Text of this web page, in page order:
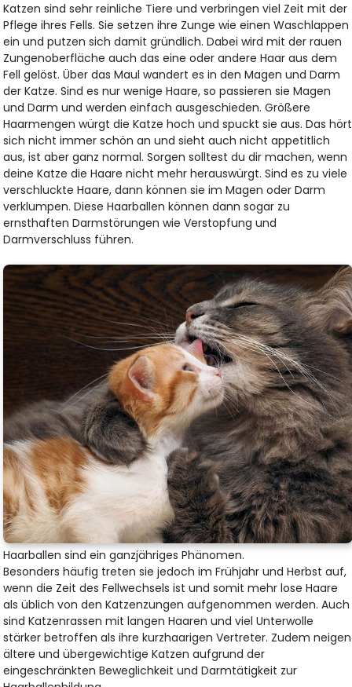
Katzen sind sehr reinliche Tiere und verbringen viel Zeit mit der
Pflege ihres Fells. Sie setzen ihre Zunge wie einen Waschlappen
ein und putzen sich damit gründlich. Dabei wird mit der rauen
Zungenoberfläche auch das eine oder andere Haar aus dem
Fell gelöst. Über das Maul wandert es in den Magen und Darm
der Katze. Sind es nur wenige Haare, so passieren sie Magen
und Darm und werden einfach ausgeschieden. Größere
Haarmengen würgt die Katze hoch und spuckt sie aus. Das hört
sich nicht immer schön an und sieht auch nicht appetitlich
aus, ist aber ganz normal. Sorgen solltest du dir machen, wenn
deine Katze die Haare nicht mehr herauswürgt. Sind es zu viele
verschluckte Haare, dann können sie im Magen oder Darm
verklumpen. Diese Haarballen können dann sogar zu
ernsthaften Darmstörungen wie Verstopfung und
Darmverschluss führen.
Haarballen sind ein ganzjähriges Phänomen.
Besonders häufig treten sie jedoch im Frühjahr und Herbst auf,
wenn die Zeit des Fellwechsels ist und somit mehr lose Haare
als üblich von den Katzenzungen aufgenommen werden. Auch
sind Katzenrassen mit langen Haaren und viel Unterwolle
stärker betroffen als ihre kurzhaarigen Vertreter. Zudem neigen
ältere und übergewichtige Katzen aufgrund der
eingeschränkten Beweglichkeit und Darmtätigkeit zur